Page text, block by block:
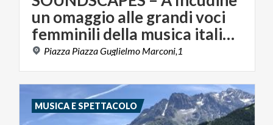
un omaggio alle grandi voci
femminili della musica italiana
Piazza PiazzaGuglielmo Marconi,1
MUSICA E SPETTACOLO